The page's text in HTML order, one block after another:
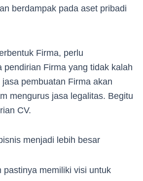
berdampak pada aset pribadi
Firma, perlu
pendirian Firma yang tidak kalah
pembuatan Firma akan
mengurus jasa legalitas. Begitu
CV.
menjadi lebih besar
pastinya memiliki visi untuk